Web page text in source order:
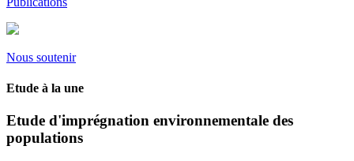
Nous soutenir
Etude à la une
Etude d'imprégnation environnementale des
populations